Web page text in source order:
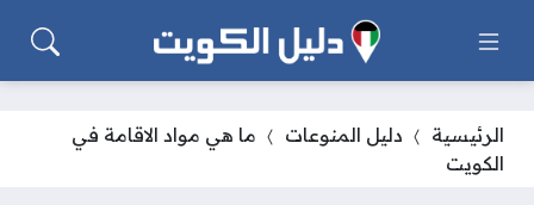
الرئيسية دليل المنوعات
ما هي مواد الاقامة في
الكويت